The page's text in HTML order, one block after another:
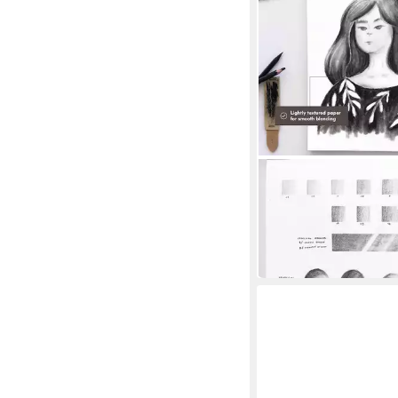
Zeichenblock
Skizzenpapier
(0,22 €/ 1 Stk)